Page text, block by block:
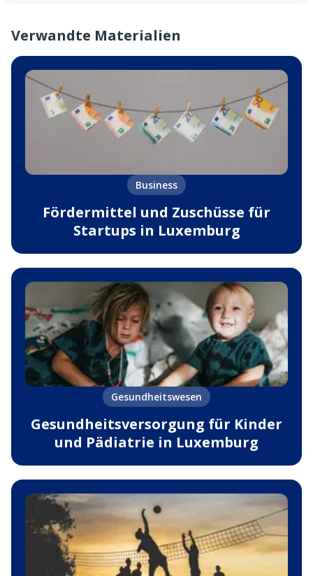
Verwandte Materialien
Business
Fördermittel und Zuschüsse für
Startups in Luxemburg
Gesundheitswesen
Gesundheitsversorgung für Kinder
und Pädiatrie in Luxemburg